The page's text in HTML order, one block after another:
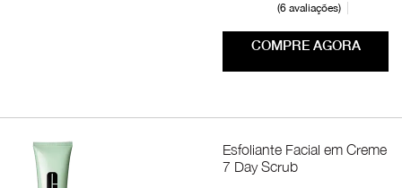
6 avaliações
COMPRE AGORA
Esfoliante Facial em Creme
7 Day Scrub